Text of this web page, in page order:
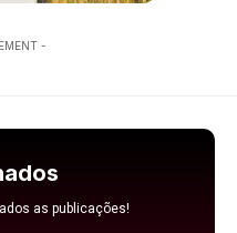
-
as publicações!